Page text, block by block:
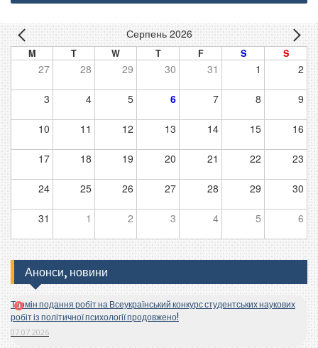
Серпень 2026
M T W T F S S
27 28 29 30 31 1 2
3 4 5 6 7 8 9
10 11 12 13 14 15 16
17 18 19 20 21 22 23
24 25 26 27 28 29 30
31 1 2 3 4 5 6
Анонси, новини
Термін подання робіт на Всеукраїнський конкурс студентських наукових
робіт із політичної психології продовжено!
07.07.2026